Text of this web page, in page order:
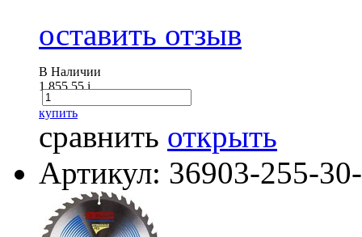
оставить отзыв
В Наличии
1 855.55i
купить
сравнить открыть
Артикул: 36903-255-